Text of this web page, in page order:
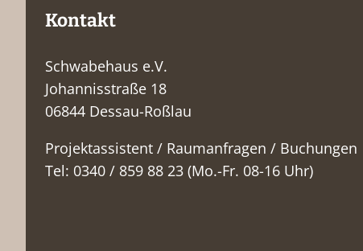
Kontakt
Schwabehaus e.V.
Johannisstraße 18
06844 Dessau-Roßlau
Projektassistent / Raumanfragen / Buchungen
Tel: 0340 / 859 88 23 (Mo.-Fr. 08-16 Uhr)